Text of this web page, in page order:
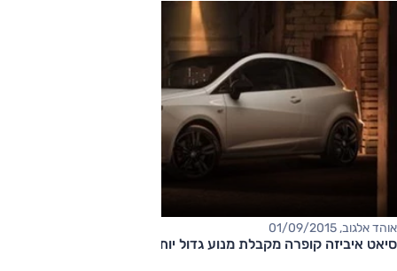
אוהד אלגוב, 01/09/2015
סיאט איביזה קופרה מקבלת מנוע גדול יותר